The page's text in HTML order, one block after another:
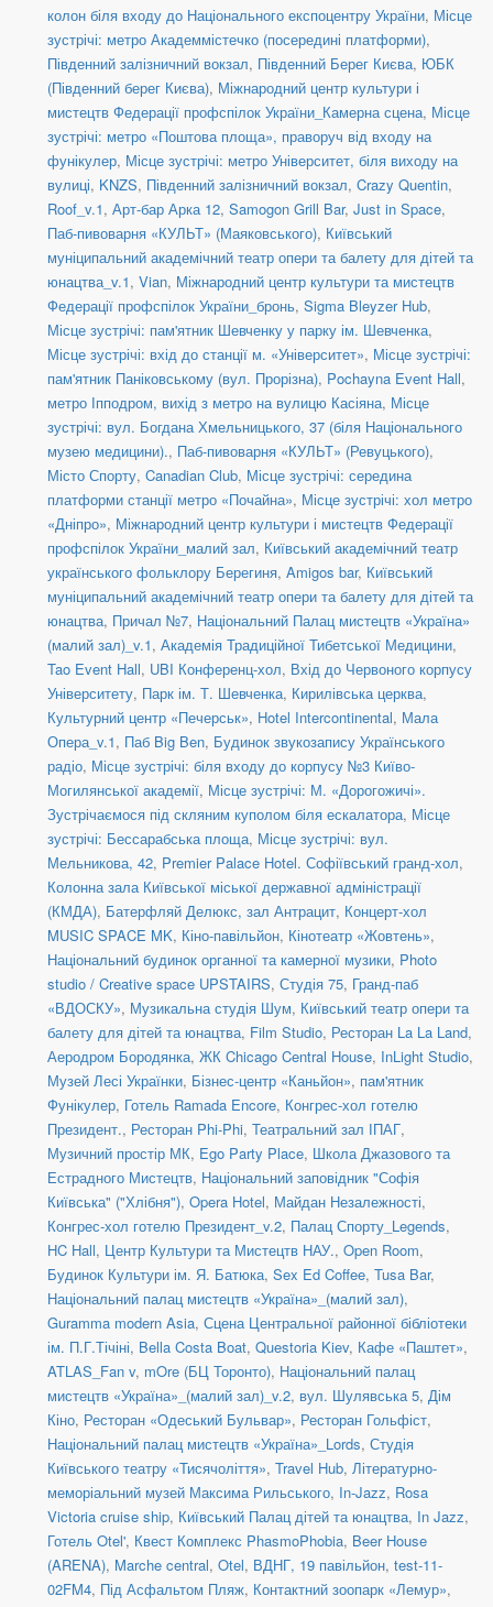
колон біля входу до Національного експоцентру України, Місце
зустрічі: метро Академмістечко (посередині платформи),
Південний залізничний вокзал, Південний Берег Києва, ЮБК
(Південний берег Києва), Міжнародний центр культури і
мистецтв Федерації профспілок України_Камерна сцена, Місце
зустрічі: метро «Поштова площа», праворуч від входу на
фунікулер, Місце зустрічі: метро Університет, біля виходу на
вулиці, KNZS, Південний залізничний вокзал, Crazy Quentin,
Roof_v.1, Арт-бар Арка 12, Samogon Grill Bar, Just in Space,
Паб-пивоварня «КУЛЬТ» (Маяковського), Київський
муніципальний академічний театр опери та балету для дітей та
юнацтва_v.1, Vian, Міжнародний центр культури та мистецтв
Федерації профспілок України_бронь, Sigma Bleyzer Hub,
Місце зустрічі: пам'ятник Шевченку у парку ім. Шевченка,
Місце зустрічі: вхід до станції м. «Університет», Місце зустрічі:
пам'ятник Паніковському (вул. Прорізна), Pochayna Event Hall,
метро Іпподром, вихід з метро на вулицю Касіяна, Місце
зустрічі: вул. Богдана Хмельницького, 37 (біля Національного
музею медицини)., Паб-пивоварня «КУЛЬТ» (Ревуцького),
Місто Спорту, Canadian Club, Місце зустрічі: середина
платформи станції метро «Почайна», Місце зустрічі: хол метро
«Дніпро», Міжнародний центр культури і мистецтв Федерації
профспілок України_малий зал, Київський академічний театр
українського фольклору Берегиня, Amigos bar, Київський
муніципальний академічний театр опери та балету для дітей та
юнацтва, Причал №7, Національний Палац мистецтв «Україна»
(малий зал)_v.1, Академія Традиційної Тибетської Медицини,
Tao Event Hall, UBI Конференц-хол, Вхід до Червоного корпусу
Університету, Парк ім. Т. Шевченка, Кирилівська церква,
Культурний центр «Печерськ», Hotel Intercontinental, Мала
Опера_v.1, Паб Big Ben, Будинок звукозапису Українського
радіо, Місце зустрічі: біля входу до корпусу №3 Київо-
Могилянської академії, Місце зустрічі: М. «Дорогожичі».
Зустрічаємося під скляним куполом біля ескалатора, Місце
зустрічі: Бессарабська площа, Місце зустрічі: вул.
Мельникова, 42, Premier Palace Hotel. Софіївський гранд-хол,
Колонна зала Київської міської державної адміністрації
(КМДА), Батерфляй Делюкс, зал Антрацит, Концерт-хол
MUSIC SPACE MK, Кіно-павільйон, Кінотеатр «Жовтень»,
Національний будинок органної та камерної музики, Photo
studio / Creative space UPSTAIRS, Студія 75, Гранд-паб
«ВДОСКУ», Музикальна студія Шум, Київський театр опери та
балету для дітей та юнацтва, Film Studio, Ресторан La La Land,
Аеродром Бородянка, ЖК Chicago Central House, InLight Studio,
Музей Лесі Українки, Бізнес-центр «Каньйон», пам'ятник
Фунікулер, Готель Ramada Encore, Конгрес-хол готелю
Президент., Ресторан Phi-Phi, Театральний зал ІПАГ,
Музичний простір МК, Ego Party Place, Школа Джазового та
Естрадного Мистецтв, Національний заповідник "Софія
Київська" ("Хлібня"), Opera Hotel, Майдан Незалежності,
Конгрес-хол готелю Президент_v.2, Палац Спорту_Legends,
HC Hall, Центр Культури та Мистецтв НАУ., Open Room,
Будинок Культури ім. Я. Батюка, Sex Ed Coffee, Tusa Bar,
Національний палац мистецтв «Україна»_(малий зал),
Guramma modern Asia, Сцена Центральної районної бібліотеки
ім. П.Г.Тічіні, Bella Costa Boat, Questoria Kiev, Кафе «Паштет»,
ATLAS_Fan v, mOre (БЦ Торонто), Національний палац
мистецтв «Україна»_(малий зал)_v.2, вул. Шулявська 5, Дім
Кіно, Ресторан «Одеський Бульвар», Ресторан Гольфіст,
Національний палац мистецтв «Україна»_Lords, Студія
Київського театру «Тисячоліття», Travel Hub, Літературно-
меморіальний музей Максима Рильського, In-Jazz, Rosa
Victoria cruise ship, Київський Палац дітей та юнацтва, In Jazz,
Готель Otel', Квест Комплекс PhasmoPhobia, Beer House
(ARENA), Marche central, Otel, ВДНГ, 19 павільйон, test-11-
02FM4, Під Асфальтом Пляж, Контактний зоопарк «Лемур»,